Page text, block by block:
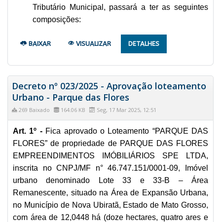
Tributário Municipal, passará a ter as seguintes
composições:
BAIXAR VISUALIZAR DETALHES
Decreto nº 023/2025 - Aprovação loteamento
Urbano - Parque das Flores
269 Baixado 164.06 KB Seg, 17 Mar 2025, 12:51
Art. 1º -Fica aprovado o Loteamento “PARQUE DAS
FLORES” de propriedade de PARQUE DAS FLORES
EMPREENDIMENTOS IMÓBILIÁRIOS SPE LTDA,
inscrita no CNPJ/MF n° 46.747.151/0001-09, Imóvel
urbano denominado Lote 33 e 33-B – Área
Remanescente, situado na Área de Expansão Urbana,
no Município de Nova Ubiratã, Estado de Mato Grosso,
com área de 12,0448 há (doze hectares, quatro ares e